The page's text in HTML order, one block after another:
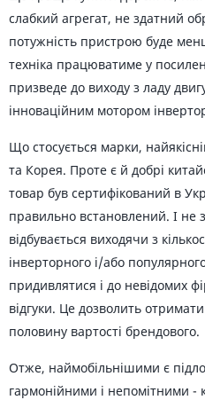
слабкий агрегат, не здатний
потужність пристрою буде
техніка працюватиме у
призведе до виходу з ладу
інноваційним мотором
Що стосується марки,
та Корея. Проте є й добрі
товар був сертифікований в
правильно встановлений. І не
відбувається виходячи з
інверторного і/або
придивлятися і до невідомих
відгуки. Це дозволить
половину вартості брендового.
Отже, наймобільнішими є
гармонійними і непомітними -